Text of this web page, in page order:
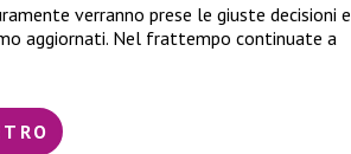
verranno prese le giuste decisioni e
aggiornati. Nel frattempo continuate a